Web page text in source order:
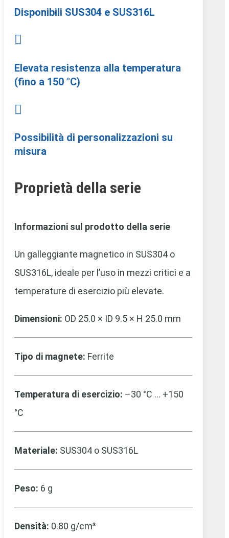
Disponibili SUS304 e SUS316L

Elevata resistenza alla temperatura
(fino a 150 °C)

Possibilità di personalizzazioni su
misura
Proprietà della serie
Informazioni sul prodotto della serie
Un galleggiante magnetico in SUS304 o
SUS316L, ideale per l’uso in mezzi critici e a
temperature di esercizio più elevate.
Dimensioni: OD 25.0 × ID 9.5 × H 25.0 mm
Tipo di magnete: Ferrite
Temperatura di esercizio: –30 °C … +150
°C
Materiale: SUS304 o SUS316L
Peso: 6 g
Densità: 0.80 g/cm³